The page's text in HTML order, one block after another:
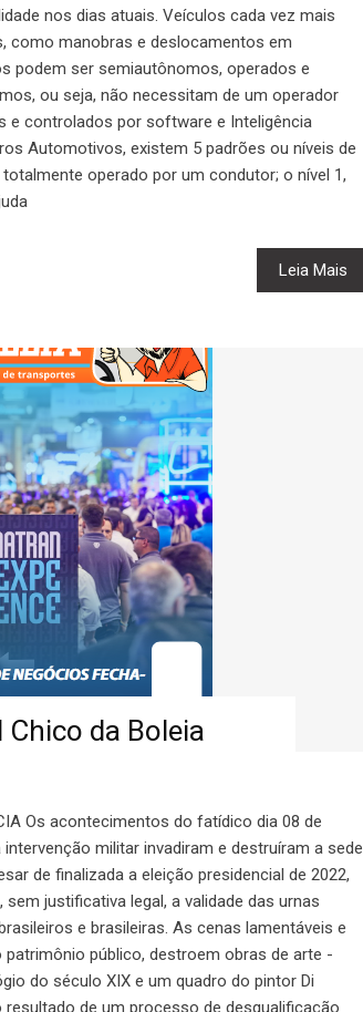
nos dias atuais. Veículos cada vez mais
como manobras e deslocamentos em
podem ser semiautônomos, operados e
ou seja, não necessitam de um operador
e controlados por software e Inteligência
Automotivos, existem 5 padrões ou níveis de
operado por um condutor; o nível 1,
Leia Mais
da Boleia
Os acontecimentos do fatídico dia 08 de
militar invadiram e destruíram a sede
de finalizada a eleição presidencial de 2022,
justificativa legal, a validade das urnas
e brasileiras. As cenas lamentáveis e
público, destroem obras de arte -
do século XIX e um quadro do pintor Di
de um processo de desqualificação